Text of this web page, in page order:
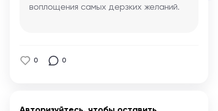
воплощения самых дерзких желаний.
0 0